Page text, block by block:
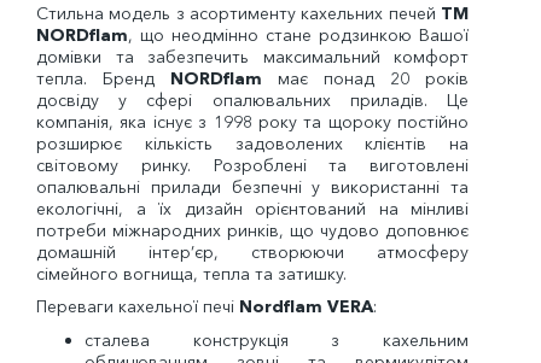
Стильна модель з асортименту кахельних печей ТМ
NORDflam, що неодмінно стане родзинкою Вашої
домівки та забезпечить максимальний комфорт
тепла. Бренд NORDflam має понад 20 років
досвіду у сфері опалювальних приладів. Це
компанія, яка існує з 1998 року та щороку постійно
розширює кількість задоволених клієнтів на
світовому ринку. Розроблені та виготовлені
опалювальні прилади безпечні у використанні та
екологічні, а їх дизайн орієнтований на мінливі
потреби міжнародних ринків, що чудово доповнює
домашній інтер’єр, створюючи атмосферу
сімейного вогнища, тепла та затишку.
Переваги кахельної печі Nordflam VERA:
сталева конструкція з кахельним